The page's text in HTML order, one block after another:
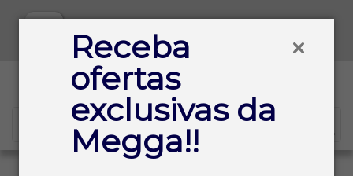
Receba
ofertas
exclusivas da
Megga!!